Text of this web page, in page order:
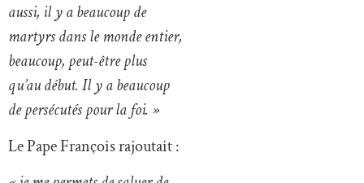
aussi, il y a beaucoup de
martyrs dans le monde entier,
beaucoup, peut-être plus
qu’au début. Il y a beaucoup
de persécutés pour la foi. »
Le Pape François rajoutait :